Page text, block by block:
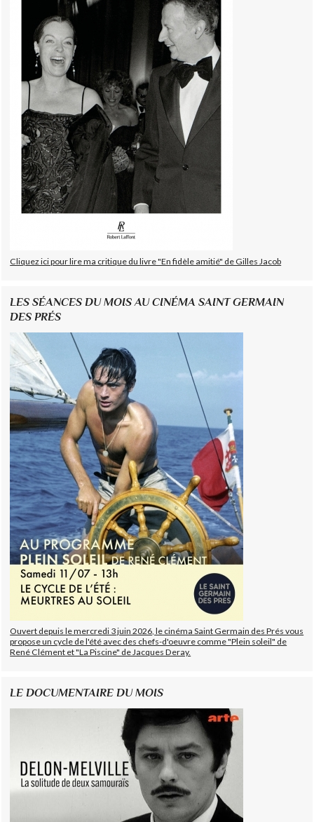
Cliquez ici pour lire ma critique du livre "En fidèle amitié" de Gilles Jacob
LES SÉANCES DU MOIS AU CINÉMA SAINT GERMAIN
DES PRÉS
Ouvert depuis le mercredi 3 juin 2026, le cinéma Saint Germain des Prés vous
propose un cycle de l'été avec des chefs-d'oeuvre comme "Plein soleil" de
René Clément et "La Piscine" de Jacques Deray.
LE DOCUMENTAIRE DU MOIS